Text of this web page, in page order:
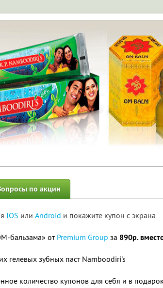
по акции
IOS или Android и покажите купон с экрана
бальзама» отPremium Group за 890р.
гелевых зубных паст Namboodiri's
количество купонов для себя и в